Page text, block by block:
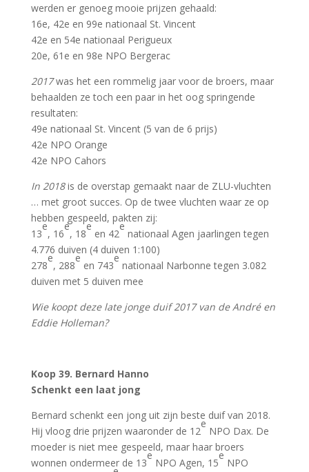
werden er genoeg mooie prijzen gehaald:
16e, 42e en 99e nationaal St. Vincent
42e en 54e nationaal Perigueux
20e, 61e en 98e NPO Bergerac
2017was het een rommelig jaar voor de broers, maar
behaalden ze toch een paar in het oog springende
resultaten:
49e nationaal St. Vincent (5 van de 6 prijs)
42e NPO Orange
42e NPO Cahors
In 2018is de overstap gemaakt naar de ZLU-vluchten
… met groot succes. Op de twee vluchten waar ze op
hebben gespeeld, pakten zij:
13
e
, 16
e
, 18
e
en 42
e
nationaal Agen jaarlingen tegen
4.776 duiven (4 duiven 1:100)
278
e
, 288
e
en 743
e
nationaal Narbonne tegen 3.082
duiven met 5 duiven mee
Wie koopt deze late jonge duif 2017 van de André en
Eddie Holleman?
Koop 39. Bernard Hanno
Schenkt een laat jong
Bernard schenkt een jong uit zijn beste duif van 2018.
Hij vloog drie prijzen waaronder de 12
e
NPO Dax. De
moeder is niet mee gespeeld, maar haar broers
wonnen ondermeer de 13
e
NPO Agen, 15
e
NPO